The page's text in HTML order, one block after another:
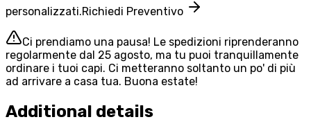
personalizzati.Richiedi Preventivo
Ci prendiamo una pausa! Le spedizioni riprenderanno
regolarmente dal 25 agosto, ma tu puoi tranquillamente
ordinare i tuoi capi. Ci metteranno soltanto un po' di più
ad arrivare a casa tua. Buona estate!
Additional details